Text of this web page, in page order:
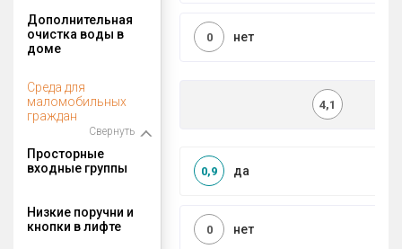
Дополнительная
очистка воды в
доме
нет
0
Среда для
маломобильных
граждан
Свернуть
4,1
Просторные
входные группы
да
0,9
Низкие поручни и
кнопки в лифте
нет
0